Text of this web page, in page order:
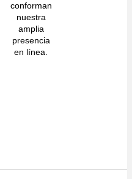
conforman
nuestra
amplia
presencia
en línea.